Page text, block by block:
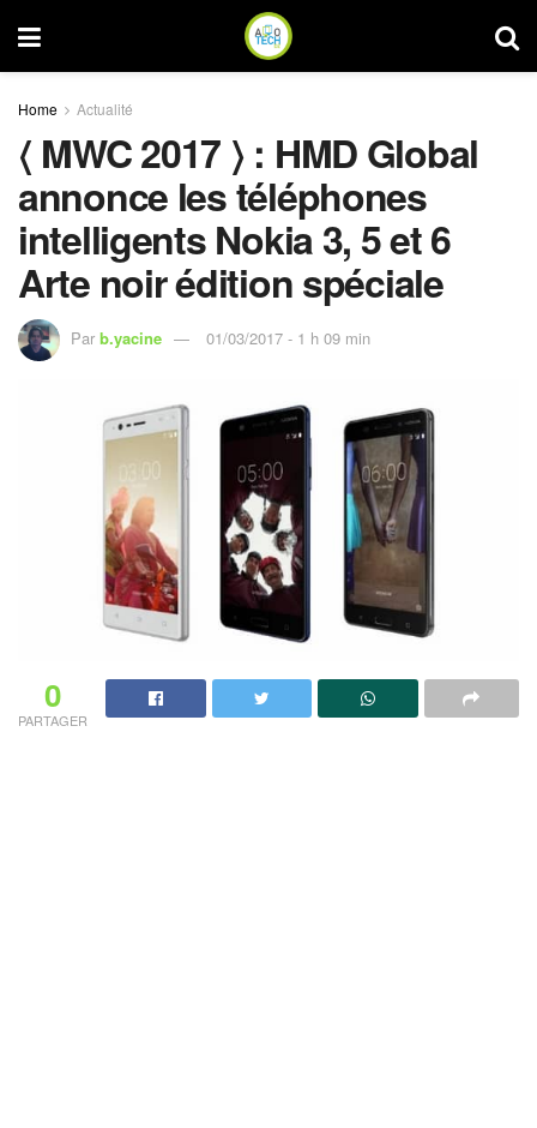
Home Actualité
〈 MWC 2017 〉 : HMD Global
annonce les téléphones
intelligents Nokia 3, 5 et 6
Arte noir édition spéciale
Par b.yacine 01/03/2017 - 1 h 09 min
0
PARTAGER